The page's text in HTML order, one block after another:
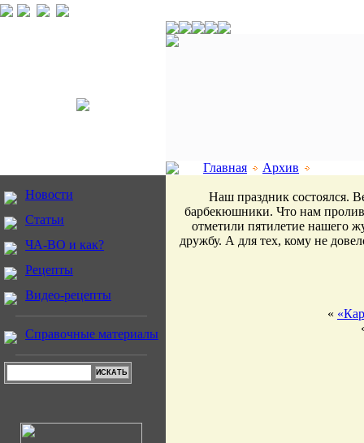
Главная
Архив
Новости
Статьи
ЧА-ВО и как?
Рецепты
Видео-рецепты
Справочные материалы
Наш праздник состоялся.
барбекюшники. Что нам
отметили пятилетие нашего
дружбу. А для тех, кому не
«